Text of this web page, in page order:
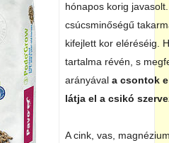
hónapos korig
csúcsminőségű
kifejlett kor eléréséig.
tartalma révén, s
arányával a csontok
látja el a csikó
A cink, vas,